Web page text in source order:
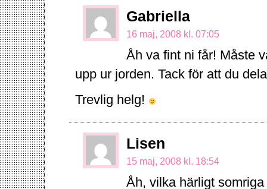
Gabriella
16 maj, 2008 kl. 07:05
Åh va fint ni får! Måste
upp ur jorden. Tack för att du
Trevlig helg!
Lisen
15 maj, 2008 kl. 18:54
Åh, vilka härligt